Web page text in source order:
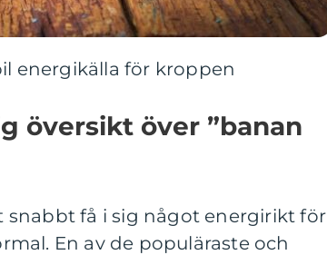
energikälla för kroppen
översikt över ”banan
få i sig något energirikt för
En av de populäraste och